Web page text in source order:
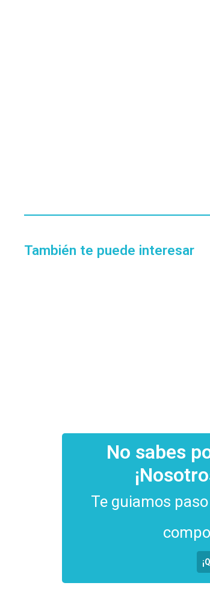
También te puede interesar
No sabes
Te guiamos